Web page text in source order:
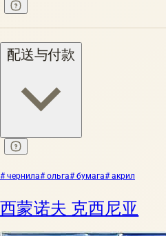
配送与付款
# чернила# ольга# бумага# акрил
西蒙诺夫 克西尼亚